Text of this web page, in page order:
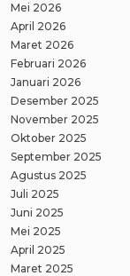
Mei 2026
April 2026
Maret 2026
Februari 2026
Januari 2026
Desember 2025
November 2025
Oktober 2025
September 2025
Agustus 2025
Juli 2025
Juni 2025
Mei 2025
April 2025
Maret 2025